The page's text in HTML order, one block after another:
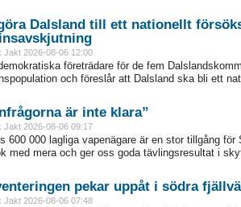
Dalsland till ett nationellt
2026-08-06 12:00
företrädare för de fem
och föreslår att Dalsland ska bli ett
är inte klara”
2026-08-06 09:17
600 000 lagliga vapenägare är en stor tillgång
med mera och ger oss goda tävlingsresultat i
pekar uppåt i södra
2026-08-06 07:48